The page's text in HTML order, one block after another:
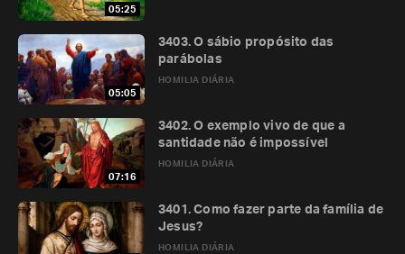
05:25
05:05
HOMILIA DIÁRIA
3403. O sábio propósito das
parábolas
07:16
HOMILIA DIÁRIA
3402. O exemplo vivo de que a
santidade não é impossível
HOMILIA DIÁRIA
3401. Como fazer parte da família de
Jesus?